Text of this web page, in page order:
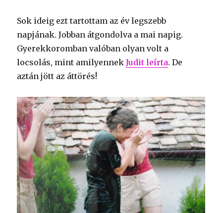
Sok ideig ezt tartottam az év legszebb
napjának. Jobban átgondolva a mai napig.
Gyerekkoromban valóban olyan volt a
locsolás, mint amilyennekJudit leírta. De
aztán jött az áttörés!